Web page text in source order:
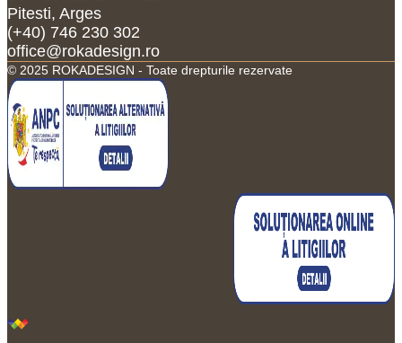
Pitesti, Arges
(+40) 746 230 302
office@rokadesign.ro
© 2025 ROKADESIGN - Toate drepturile rezervate